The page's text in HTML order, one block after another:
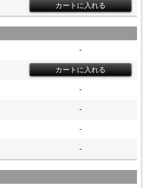
-
-
-
-
-